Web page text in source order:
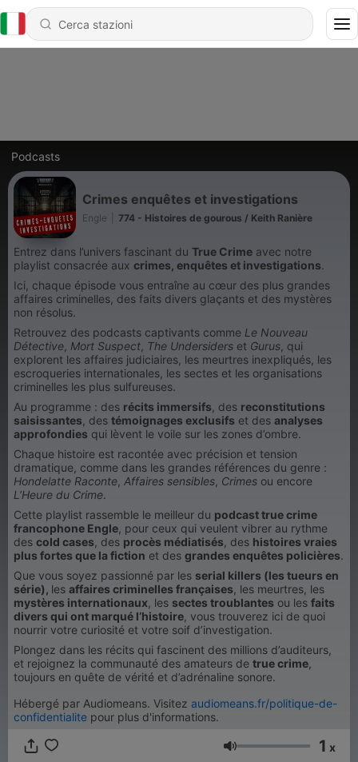
Podcasts
Crimes enquêtes et investigations
Engle 774 - Histoires de gourous / Keith Ranière
Entrez dans l’univers fascinant du True Crime avec notre
playlist consacrée aux crimes, enquêtes et investigations.
Ici, chaque épisode vous entraîne au cœur des plus grandes
affaires criminelles, des faits divers glaçants et des mystères
non résolus.
Retrouvez des podcasts captivants comme Le Nouveau
Détective Mort Suspect The Undersiders et Gurus , qui
explorent les affaires judiciaires, les meurtres inexpliqués, les
escroqueries internationales, les sectes et les organisations
criminelles les plus sulfureuses.
Au programme : des récits immersifs , des reconstitutions
saisissantes , des témoignages exclusifs et des analyses
approfondies qui lèvent le voile sur les zones d’ombre.
Chaque histoire est racontée avec précision et tension
dramatique, comme dans les grandes références du genre :
Hondelatte Raconte Affaires sensibles Crimes ou encore
L’Heure du Crime.
Cette playlist rassemble le meilleur du podcast true crime
francophone Engle , pour ceux qui veulent vibrer au rythme
des cold cases , des procès médiatisés , des histoires vraies
plus fortes que la fiction et des grandes enquêtes policières.
Que vous soyez passionné par les serial killers (les tueurs en
série), les affaires criminelles françaises, les meurtres, les
mystères internationaux , les sectes troublantes ou les faits
divers qui ont marqué l’histoire, vous trouverez ici de quoi
nourrir votre curiosité et votre soif d’investigation.
Plongez dans les récits qui fascinent des millions d’auditeurs,
et rejoignez la communauté des amateurs de true crime,
toujours en quête de vérité et d’adrénaline sonore.
Hébergé par Audiomeans. Visitez audiomeans.fr/politique-de-
confidentialite pour plus d'informations.
Volume 1 x